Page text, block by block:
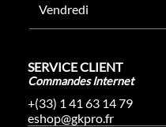
Vendredi
SERVICE CLIENT
Commandes Internet
+(33) 1 41 63 14 79
eshop@gkpro.fr